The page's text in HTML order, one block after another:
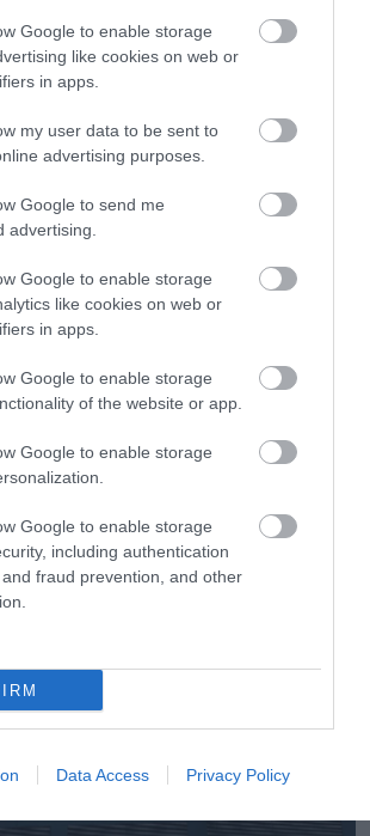
Google to enable storage
like cookies on web or
in apps.
my user data to be sent to
advertising purposes.
Google to send me
advertising.
Google to enable storage
like cookies on web or
in apps.
Google to enable storage
of the website or app.
Google to enable storage
Google to enable storage
including authentication
fraud prevention, and other
Data Access Privacy Policy
από την έναρξη του
Τι δείχνει το «ταμείο»